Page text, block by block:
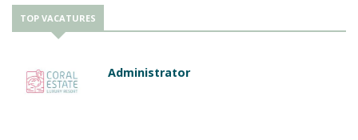
TOP VACATURES
Administrator